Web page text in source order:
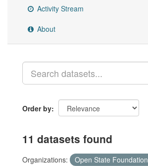
Activity Stream
About
Order by
11 datasets found
Organizations: Open State Foundation